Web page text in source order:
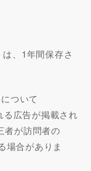
、1年間保存さ
ついて
広告が掲載され
者が訪問者の
場合がありま